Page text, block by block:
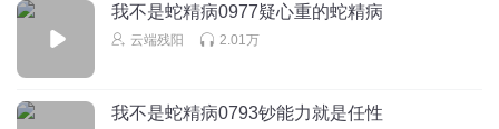
我不是蛇精病0977疑心重的蛇精病
云端残阳 2.01万
我不是蛇精病0793钞能力就是任性